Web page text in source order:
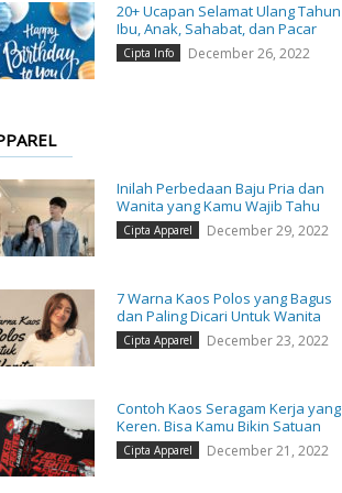
20+ Ucapan Selamat Ulang Tahun
Ibu, Anak, Sahabat, dan Pacar
Cipta Info December 26, 2022
Inilah Perbedaan Baju Pria dan
Wanita yang Kamu Wajib Tahu
Cipta Apparel December 29, 2022
7 Warna Kaos Polos yang Bagus
dan Paling Dicari Untuk Wanita
Cipta Apparel December 23, 2022
Contoh Kaos Seragam Kerja yang
Keren. Bisa Kamu Bikin Satuan
Cipta Apparel December 21, 2022